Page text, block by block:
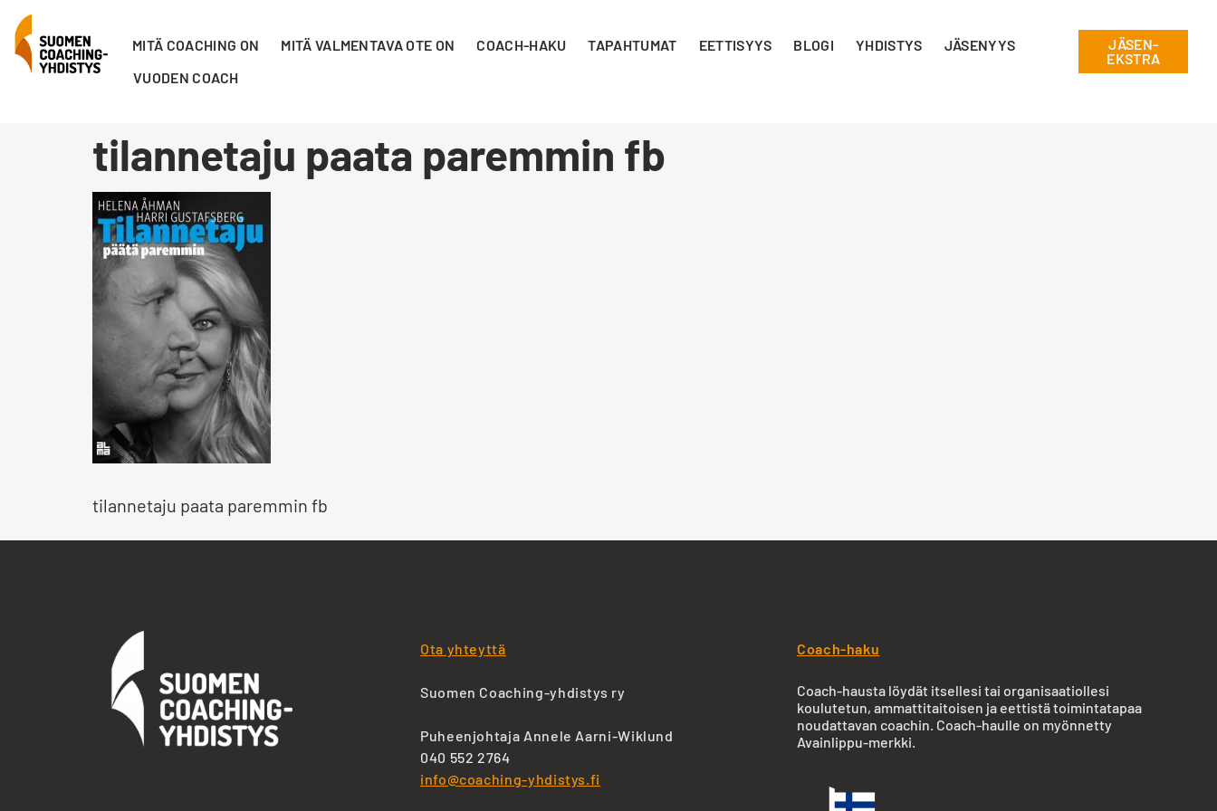
MITÄ COACHING ON MITÄ VALMENTAVA OTE ON COACH-HAKU TAPAHTUMAT EETTISYYS BLOGI YHDISTYS
JÄSENYYS
VUODEN COACH
JÄSEN-
EKSTRA
tilannetaju paata paremmin fb
tilannetaju paata paremmin fb
Ota yhteyttä
Suomen Coaching-yhdistys ry
Puheenjohtaja Annele Aarni-Wiklund
040 552 2764
info@coaching-yhdistys.fi
Coach-haku
Coach-hausta löydät itsellesi tai organisaatiollesi
koulutetun, ammattitaitoisen ja eettistä toimintatapaa
noudattavan coachin. Coach-haulle on myönnetty
Avainlippu-merkki.